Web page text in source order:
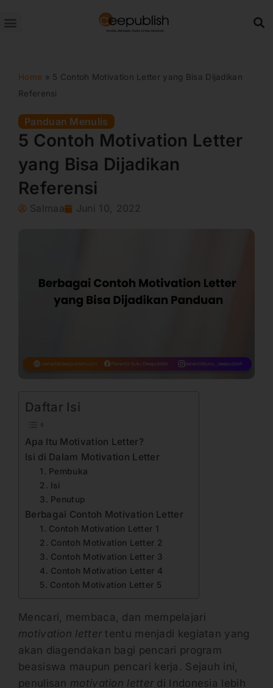
ke
Home » 5 Contoh Motivation Letter yang Bisa Dijadikan
Referensi
Panduan Menulis
5 Contoh Motivation Letter
yang Bisa Dijadikan
Referensi
Salmaa Juni 10, 2022
Daftar Isi
Apa Itu Motivation Letter?
Isi di Dalam Motivation Letter
1. Pembuka
2. Isi
3. Penutup
Berbagai Contoh Motivation Letter
1. Contoh Motivation Letter 1
2. Contoh Motivation Letter 2
3. Contoh Motivation Letter 3
4. Contoh Motivation Letter 4
5. Contoh Motivation Letter 5
Mencari, membaca, dan mempelajari
motivation letter tentu menjadi kegiatan yang
akan diagendakan bagi pencari program
beasiswa maupun pencari kerja. Sejauh ini,
penulisan motivation letter di Indonesia lebih